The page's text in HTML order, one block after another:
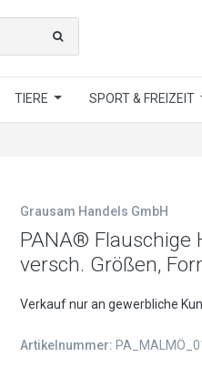
TIERE SPORT & FREIZEIT
Grausam Handels GmbH
PANA® Flauschige
versch. Größen,
Verkauf nur an gewerbliche
Artikelnummer: